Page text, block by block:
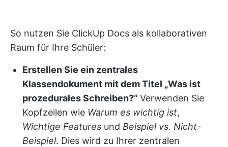
So nutzen Sie ClickUp Docs als kollaborativen
Raum für Ihre Schüler:
Erstellen Sie ein zentrales
Klassendokument mit dem Titel „Was ist
prozedurales Schreiben?“ Verwenden Sie
Kopfzeilen wie Warum es wichtig ist,
Wichtige Features und Beispiel vs. Nicht-
Beispiel. Dies wird zu Ihrer zentralen